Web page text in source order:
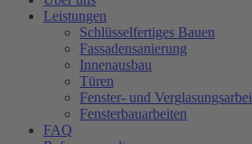
Leistungen
Schlüsselfertiges Bauen
Fassadensanierung
Innenausbau
Türen
Fenster- und
Fensterbauarbeiten
FAQ